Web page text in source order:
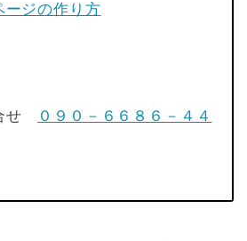
ージの作り方
せ
０９０－６６８６－４４